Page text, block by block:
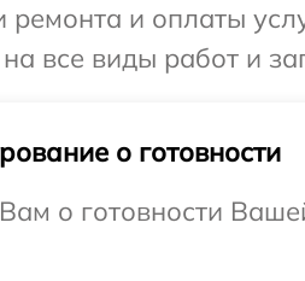
ремонта и оплаты
все виды работ и
о готовности
о готовности